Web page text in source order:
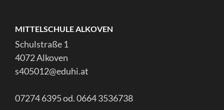
MITTELSCHULE ALKOVEN
Schulstraße 1
4072 Alkoven
s405012@eduhi.at
07274 6395 od. 0664 3536738